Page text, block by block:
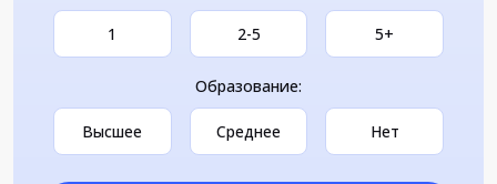
1 2-5 5+
Образование:
Высшее Среднее Нет